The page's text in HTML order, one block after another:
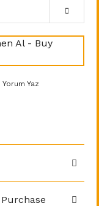
Al - Buy
Yorum Yaz